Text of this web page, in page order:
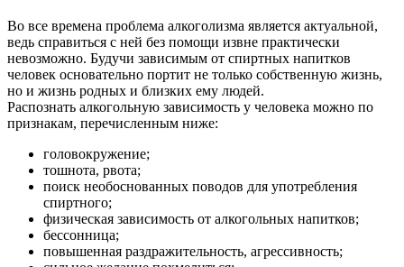
Во все времена проблема алкоголизма является актуальной,
ведь справиться с ней без помощи извне практически
невозможно. Будучи зависимым от спиртных напитков
человек основательно портит не только собственную жизнь,
но и жизнь родных и близких ему людей.
Распознать алкогольную зависимость у человека можно по
признакам, перечисленным ниже:
головокружение;
тошнота, рвота;
поиск необоснованных поводов для употребления
спиртного;
физическая зависимость от алкогольных напитков;
бессонница;
повышенная раздражительность, агрессивность;